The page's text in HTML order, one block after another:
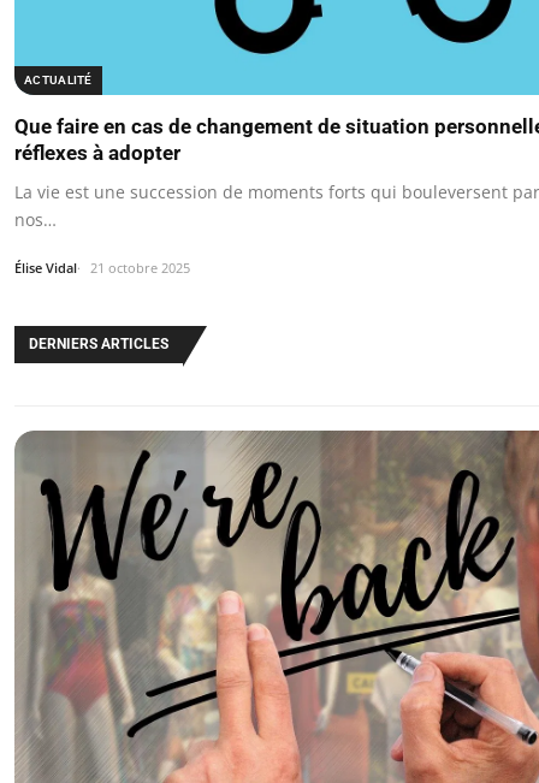
ACTUALITÉ
Que faire en cas de changement de situation
réflexes à adopter
La vie est une succession de moments forts qui bouleversent
nos…
Élise Vidal 21 octobre 2025
DERNIERS ARTICLES